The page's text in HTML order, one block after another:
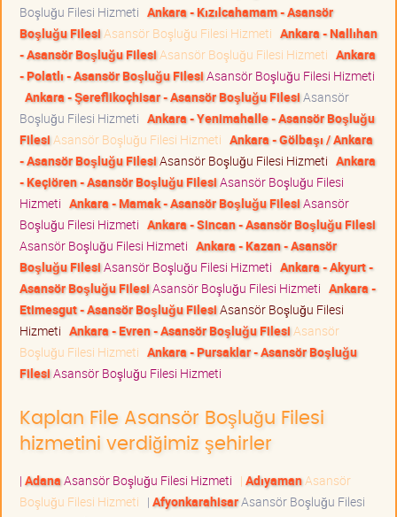
Boşluğu Filesi Hizmeti Ankara - Kızılcahamam - Asansör
Boşluğu Filesi Asansör Boşluğu Filesi Hizmeti Ankara - Nallıhan
- Asansör Boşluğu Filesi Asansör Boşluğu Filesi Hizmeti Ankara
- Polatlı - Asansör Boşluğu FilesiAsansör Boşluğu Filesi Hizmeti
Ankara - Şereflikoçhisar - Asansör Boşluğu FilesiAsansör
Boşluğu Filesi Hizmeti Ankara - Yenimahalle - Asansör Boşluğu
Filesi Asansör Boşluğu Filesi Hizmeti Ankara - Gölbaşı / Ankara
- Asansör Boşluğu FilesiAsansör Boşluğu Filesi Hizmeti Ankara
- Keçiören - Asansör Boşluğu FilesiAsansör Boşluğu Filesi
Hizmeti Ankara - Mamak - Asansör Boşluğu FilesiAsansör
Boşluğu Filesi Hizmeti Ankara - Sincan - Asansör Boşluğu Filesi
Asansör Boşluğu Filesi Hizmeti Ankara - Kazan - Asansör
Boşluğu FilesiAsansör Boşluğu Filesi Hizmeti Ankara - Akyurt -
Asansör Boşluğu FilesiAsansör Boşluğu Filesi Hizmeti Ankara -
Etimesgut - Asansör Boşluğu FilesiAsansör Boşluğu Filesi
Hizmeti Ankara - Evren - Asansör Boşluğu Filesi Asansör
Boşluğu Filesi Hizmeti Ankara - Pursaklar - Asansör Boşluğu
FilesiAsansör Boşluğu Filesi Hizmeti
Kaplan File Asansör Boşluğu Filesi
hizmetini verdiğimiz şehirler
| AdanaAsansör Boşluğu Filesi Hizmeti | AdıyamanAsansör
Boşluğu Filesi Hizmeti | AfyonkarahisarAsansör Boşluğu Filesi